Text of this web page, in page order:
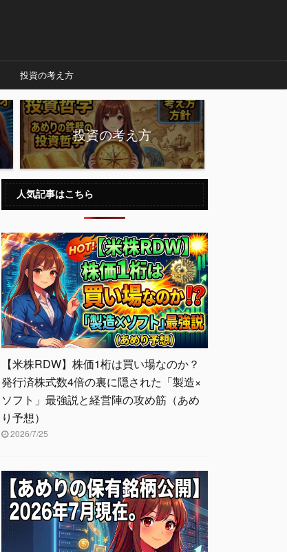
投資の考え方
投資の考え方
人気記事はこちら
【米株RDW】株価1桁は買い場なのか？
発行済株式数4倍の裏に隠された「製造×
ソフト」最強説と経営陣の攻め筋（あめ
り予想）
2026/7/25